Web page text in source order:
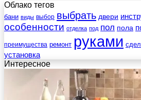
Облако тегов
бани виды выбор выбрать двери
особенности отделка под пол пола
преимущества ремонт руками
установка
Интересное